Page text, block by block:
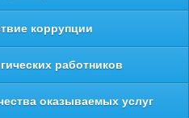
коррупции
работников
оказываемых услуг